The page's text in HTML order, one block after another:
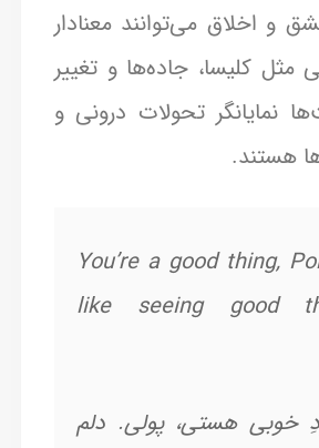
و اخلاق می‌توانند معنادار
مثل کلیسا، جاده‌ها و تغییر
نمایانگر تحولات درونی و
هستند.
“You’re a good thing,
like seeing good
خوبی هستی، پولی. دلم